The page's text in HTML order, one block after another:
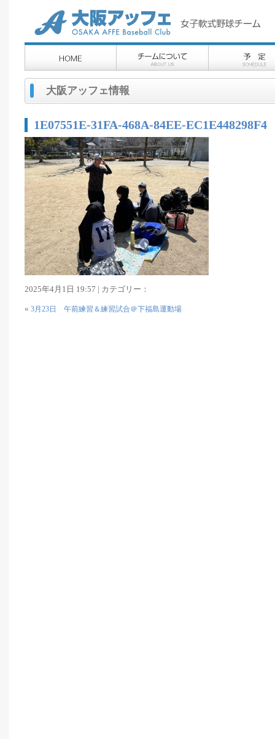
大阪アッフェ情報
1E07551E-31FA-468A-84EE-EC1E448298F4
2025年4月1日 19:57 | カテゴリー：
« 3月23日 午前練習＆練習試合＠下福島運動場